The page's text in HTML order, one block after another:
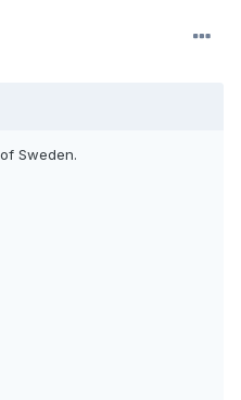
Sweden.